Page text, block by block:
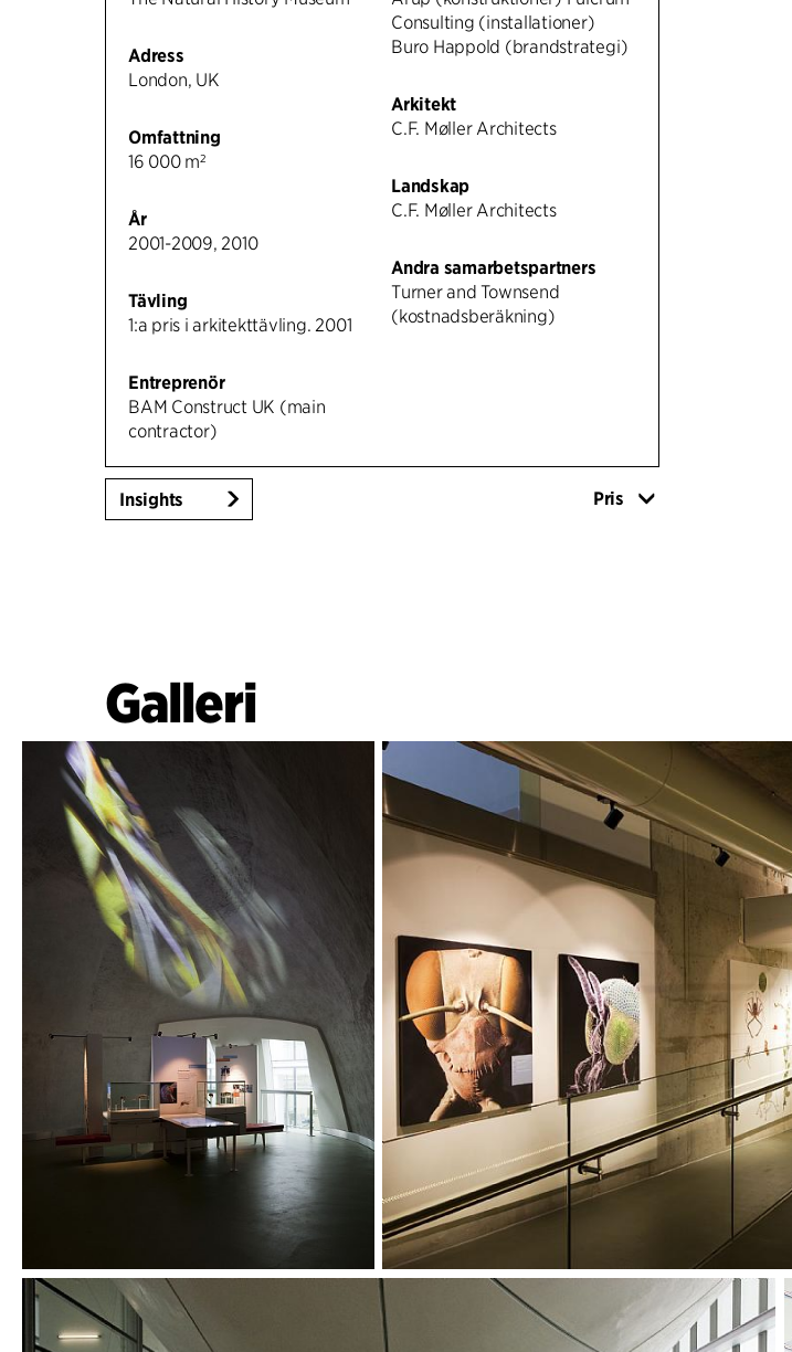
Adress
London, UK
Omfattning
16 000 m²
År
2001-2009, 2010
Tävling
1:a pris i arkitekttävling. 2001
Entreprenör
BAM Construct UK (main
contractor)
Consulting (installationer)
Buro Happold (brandstrategi)
Arkitekt
C.F. Møller Architects
Landskap
C.F. Møller Architects
Andra samarbetspartners
Turner and Townsend
(kostnadsberäkning)
Insights Pris
Galleri